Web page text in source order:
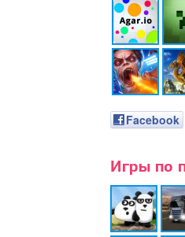
Facebook
Игры по